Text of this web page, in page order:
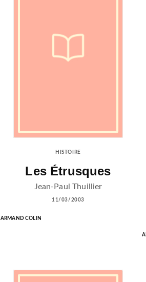
HISTOIRE
Les Étrusques
Jean-Paul Thuillier
11/03/2003
ARMAND COLIN